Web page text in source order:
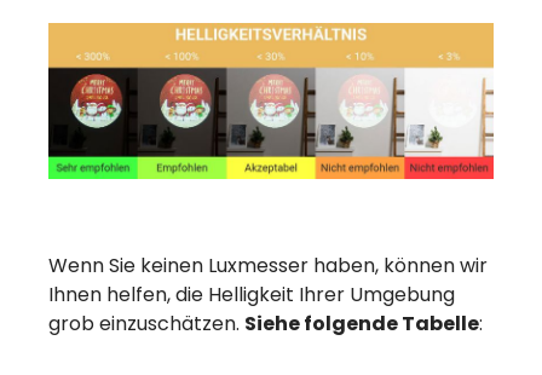
Wenn Sie keinen Luxmesser haben, können wir
Ihnen helfen, die Helligkeit Ihrer Umgebung
grob einzuschätzen. Siehe folgende Tabelle: